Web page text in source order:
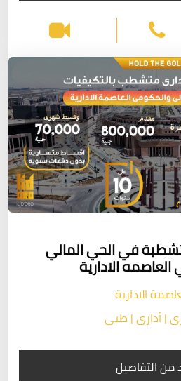
في الحي المالي
الادارية
الادارية
| أدارى | طبى
من التفاصيل